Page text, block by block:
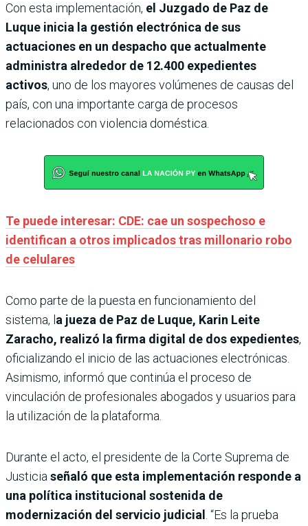
Con esta implementación, el Juzgado de Paz de
Luque inicia la gestión electrónica de sus
actuaciones en un despacho que actualmente
administra alrededor de 12.400 expedientes
activos, uno de los mayores volúmenes de causas del
país, con una importante carga de procesos
relacionados con violencia doméstica.
Te puede interesar: CDE: cae un sospechoso e
identifican a otros implicados tras millonario robo
de celulares
Como parte de la puesta en funcionamiento del
sistema, l a jueza de Paz de Luque, Karin Leite
Zaracho, realizó la firma digital de dos expedientes,
oficializando el inicio de las actuaciones electrónicas.
Asimismo, informó que continúa el proceso de
vinculación de profesionales abogados y usuarios para
la utilización de la plataforma.
Durante el acto, el presidente de la Corte Suprema de
Justiciaseñaló que esta implementación responde a
una política institucional sostenida de
modernización del servicio judicial . “Es la prueba